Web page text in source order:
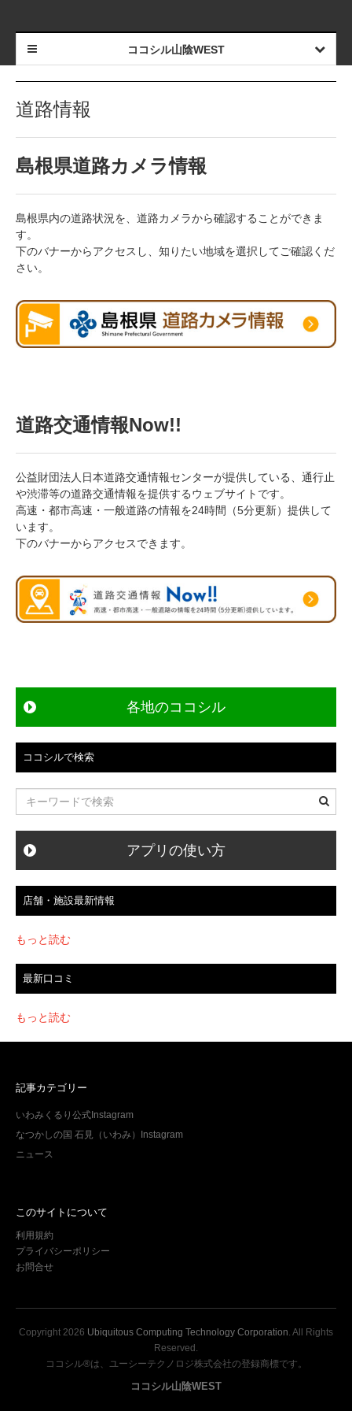
ココシル山陰WEST
道路情報
島根県道路カメラ情報
島根県内の道路状況を、道路カメラから確認することができま
す。
下のバナーからアクセスし、知りたい地域を選択してご確認くだ
さい。
道路交通情報Now!!
公益財団法人日本道路交通情報センターが提供している、通行止
や渋滞等の道路交通情報を提供するウェブサイトです。
高速・都市高速・一般道路の情報を24時間（5分更新）提供して
います。
下のバナーからアクセスできます。
各地のココシル
ココシルで検索
アプリの使い方
店舗・施設最新情報
もっと読む
最新口コミ
もっと読む
記事カテゴリー
いわみくるり公式Instagram
なつかしの国 石見（いわみ）Instagram
ニュース
このサイトについて
利用規約
プライバシーポリシー
お問合せ
Copyright 2026 Ubiquitous Computing Technology Corporation. All Rights
Reserved.
ココシル®は、ユーシーテクノロジ株式会社の登録商標です。
ココシル山陰WEST